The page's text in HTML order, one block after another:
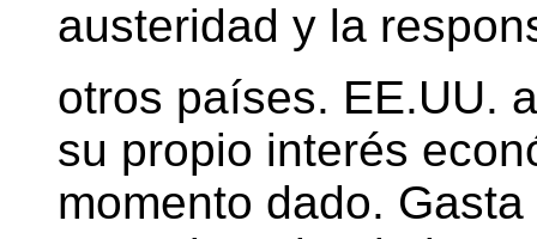
austeridad y la
otros países. EE.UU.
su propio interés
momento dado.